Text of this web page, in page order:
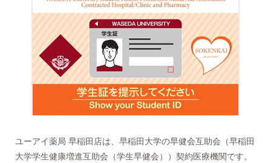
ユーアイ薬局 早稲田店は、早稲田大学の早健会互助会（早稲田
大学学生健康増進互助会（学生早健会））契約医療機関です。